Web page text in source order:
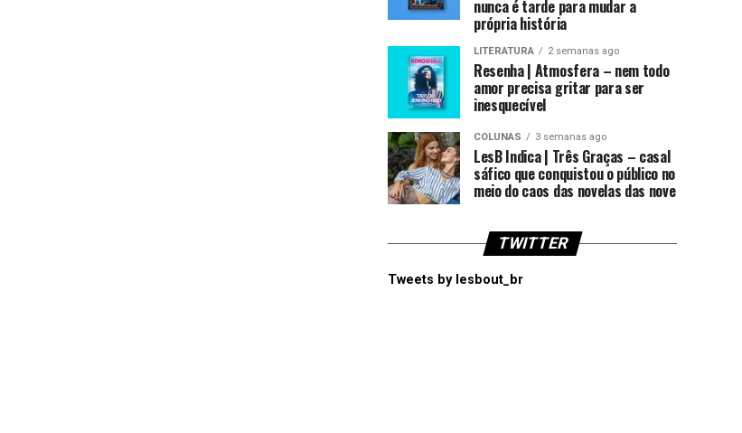
nunca é tarde para mudar a
própria história
LITERATURA 2 semanas ago
Resenha | Atmosfera – nem todo
amor precisa gritar para ser
inesquecível
COLUNAS 3 semanas ago
LesB Indica | Três Graças – casal
sáfico que conquistou o público no
meio do caos das novelas das nove
TWITTER
Tweets by lesbout_br